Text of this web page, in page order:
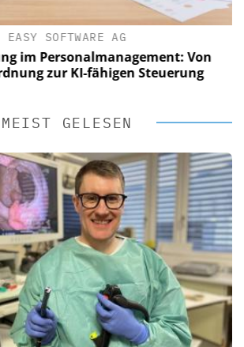
EASY SOFTWARE AG
im Personalmanagement: Von
zur KI-fähigen Steuerung
MEIST GELESEN